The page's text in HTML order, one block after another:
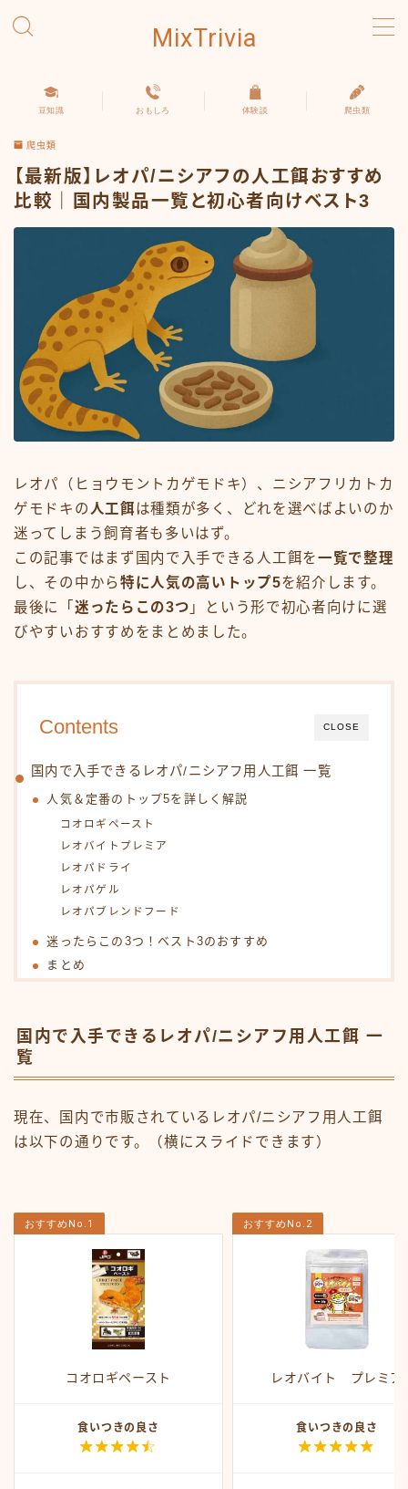
MixTrivia
おもしろ
体験談
豆知識 おもしろ 体験談 爬虫類
爬虫類
【最新版】レオパ/ニシアフの人工餌おすすめ
比較｜国内製品一覧と初心者向けベスト3
レオパ（ヒョウモントカゲモドキ）、ニシアフリカトカ
ゲモドキの 人工餌は種類が多く、どれを選べばよいのか
迷ってしまう飼育者も多いはず。
この記事ではまず国内で入手できる人工餌を一覧で整理
し、その中から特に人気の高いトップ5を紹介します。
最後に「 迷ったらこの3つ 」という形で初心者向けに選
びやすいおすすめをまとめました。
CLOSE
Contents
国内で入手できるレオパ/ニシアフ用人工餌 一覧
人気＆定番のトップ5を詳しく解説
コオロギペースト
レオバイトプレミア
レオパドライ
レオパゲル
レオパブレンドフード
迷ったらこの3つ！ベスト3のおすすめ
まとめ
国内で入手できるレオパ/ニシアフ用人工餌 一
覧
現在、国内で市販されているレオパ/ニシアフ用人工餌
は以下の通りです。（横にスライドできます）
おすすめNo.1
コオロギペースト
食いつきの良さ

おすすめNo.2
レオバイト プレミア
食いつきの良さ
